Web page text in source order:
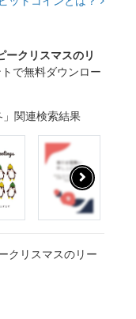
ークリスマスのリ
トで無料ダウンロー
関連検索結果
クリスマスのリー